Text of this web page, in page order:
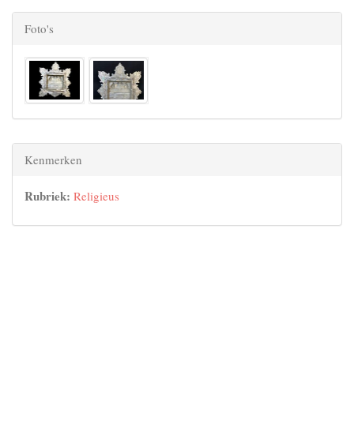
Foto's
Kenmerken
Rubriek: Religieus